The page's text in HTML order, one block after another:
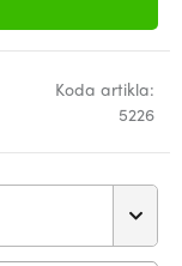
Koda artikla:
5226